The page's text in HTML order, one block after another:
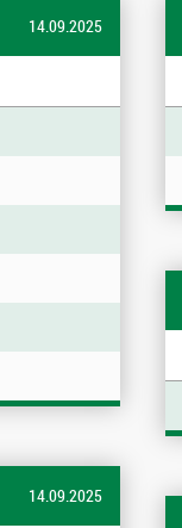
14.09.2025
14.09.2025